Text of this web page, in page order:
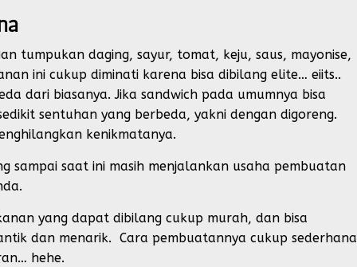
tumpukan daging, sayur, tomat, keju, saus, mayonise,
ini cukup diminati karena bisa dibilang elite… eiits..
dari biasanya. Jika sandwich pada umumnya bisa
sentuhan yang berbeda, yakni dengan digoreng.
kenikmatanya.
sampai saat ini masih menjalankan usaha pembuatan
yang dapat dibilang cukup murah, dan bisa
dan menarik. Cara pembuatannya cukup sederhana
hehe.